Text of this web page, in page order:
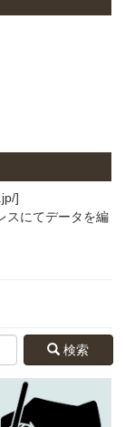
]
スにてデータを編
検索